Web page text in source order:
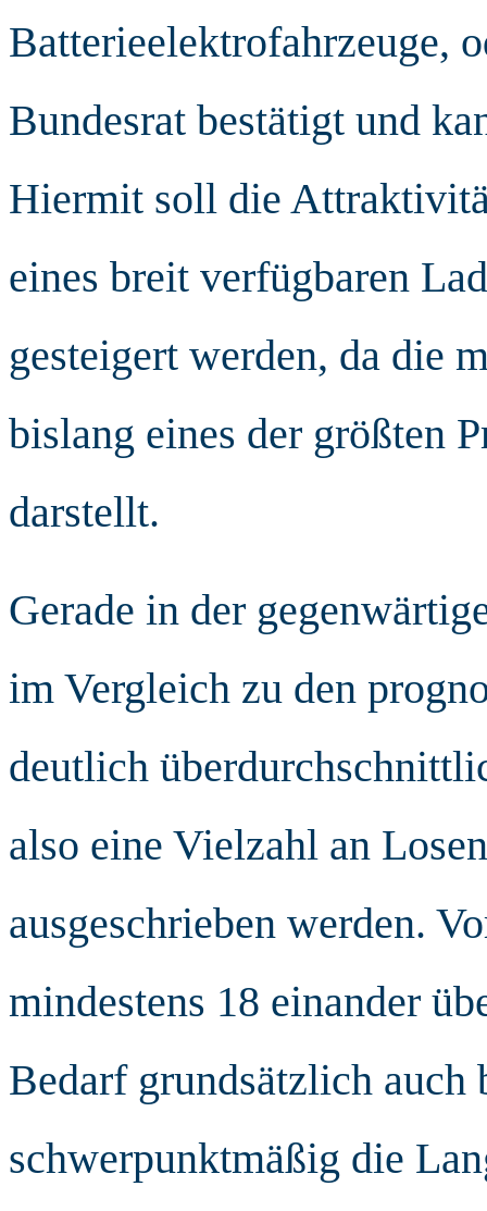
Batterieelektrofahrzeuge,
Bundesrat bestätigt und
Hiermit soll die
eines breit verfügbaren
gesteigert werden, da die
bislang eines der größten
darstellt.
Gerade in der
im Vergleich zu den
deutlich
also eine Vielzahl an
ausgeschrieben werden.
mindestens 18 einander
Bedarf grundsätzlich auch
schwerpunktmäßig die